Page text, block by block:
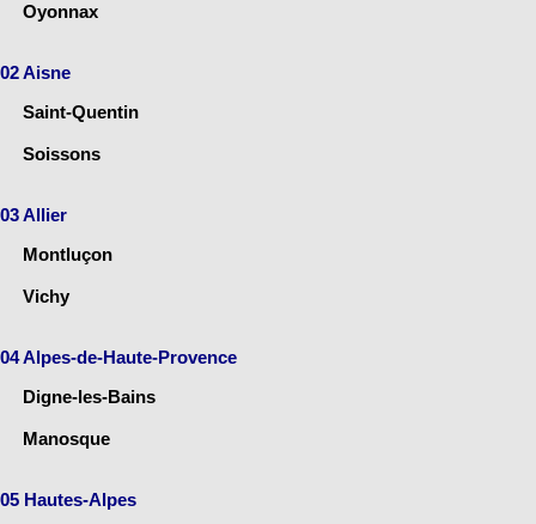
Oyonnax
02 Aisne
Saint-Quentin
Soissons
03 Allier
Montluçon
Vichy
04 Alpes-de-Haute-Provence
Digne-les-Bains
Manosque
05 Hautes-Alpes